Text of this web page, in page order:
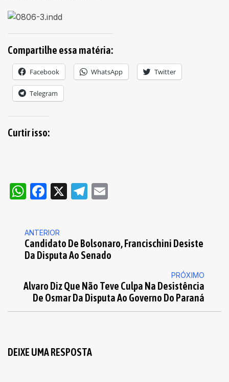
Compartilhe essa matéria:
Facebook WhatsApp Twitter
Telegram
Curtir isso:
WhatsApp
Facebook
X Telegram
ANTERIOR
Candidato De Bolsonaro, Francischini Desiste
Da Disputa Ao Senado
PRÓXIMO
Alvaro Diz Que Não Teve Culpa Na Desistência
De Osmar Da Disputa Ao Governo Do Paraná
DEIXE UMA RESPOSTA